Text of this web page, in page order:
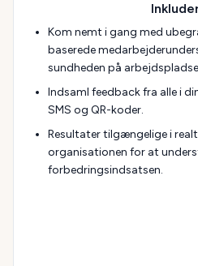
Kom nemt i gang med
baserede
sundheden på
Indsaml feedback fra alle i
SMS og QR-koder.
Resultater tilgængelige i
organisationen for at
forbedringsindsatsen.